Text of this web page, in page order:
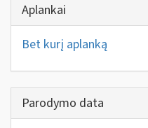
Aplankai
Bet kurį aplanką
Parodymo data